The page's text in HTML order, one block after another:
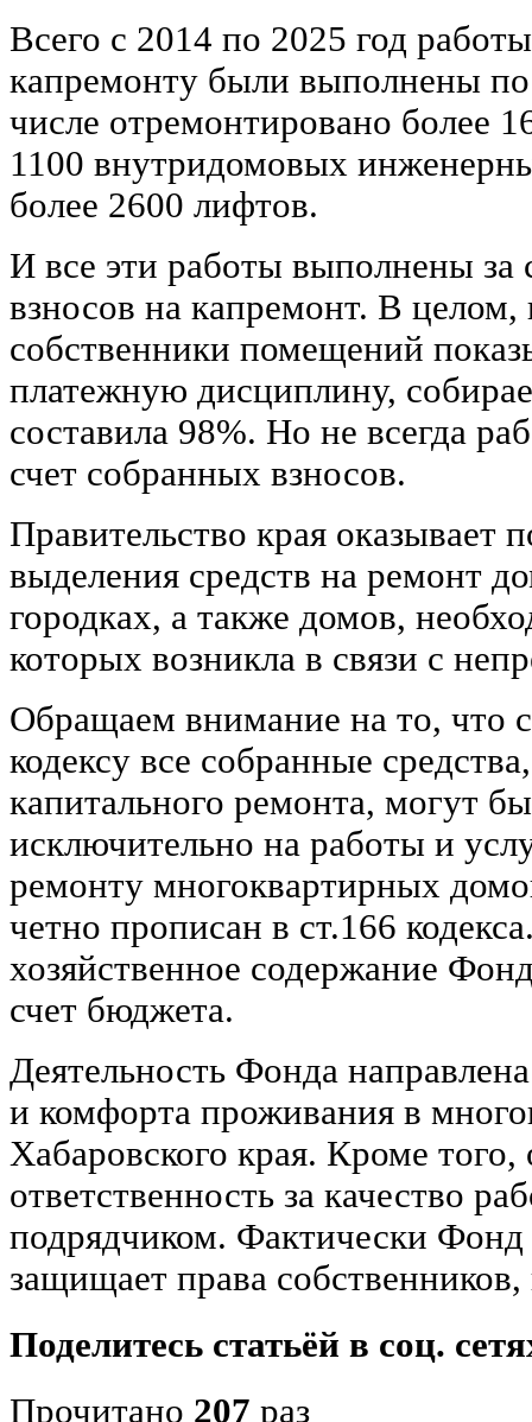
Всего с 2014 по 2025 год
капремонту были выполнены
числе отремонтировано более
1100 внутридомовых
более 2600 лифтов.
И все эти работы выполнены за
взносов на капремонт. В целом,
собственники помещений
платежную дисциплину,
составила 98%. Но не всегда
счет собранных взносов.
Правительство края оказывает
выделения средств на ремонт
городках, а также домов,
которых возникла в связи с
Обращаем внимание на то, что
кодексу все собранные
капитального ремонта, могут
исключительно на работы и
ремонту многоквартирных
четно прописан в ст.166
хозяйственное содержание
счет бюджета.
Деятельность Фонда
и комфорта проживания в
Хабаровского края. Кроме того,
ответственность за качество
подрядчиком. Фактически Фонд
защищает права
Поделитесь статьёй в соц.
Прочитано 207 раз